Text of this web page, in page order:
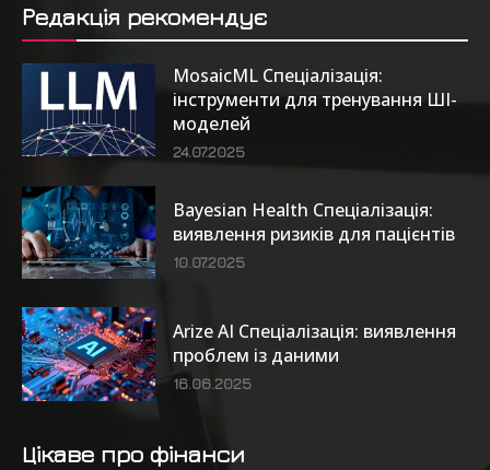
Редакція рекомендує
MosaicML Спеціалізація:
інструменти для тренування ШІ-
моделей
24.07.2025
Bayesian Health Спеціалізація:
виявлення ризиків для пацієнтів
10.07.2025
Arize AI Спеціалізація: виявлення
проблем із даними
16.06.2025
Цікаве про фінанси